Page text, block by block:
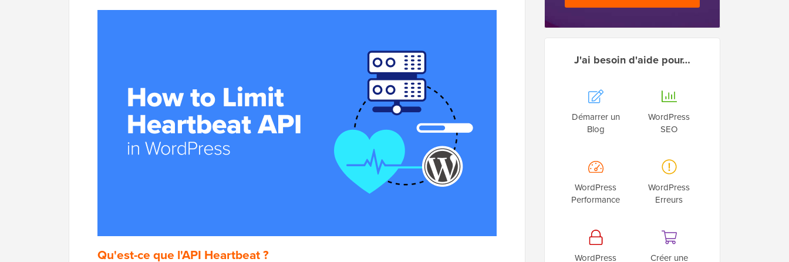
Qu'est-ce que l'API Heartbeat ?
J'ai besoin d'aide pour…
Démarrer un
Blog
WordPress
SEO
WordPress
Performance
WordPress
Erreurs
WordPress
Créer une